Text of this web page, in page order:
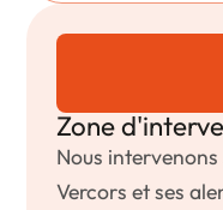
Zone
Nous intervenons
Vercors et ses